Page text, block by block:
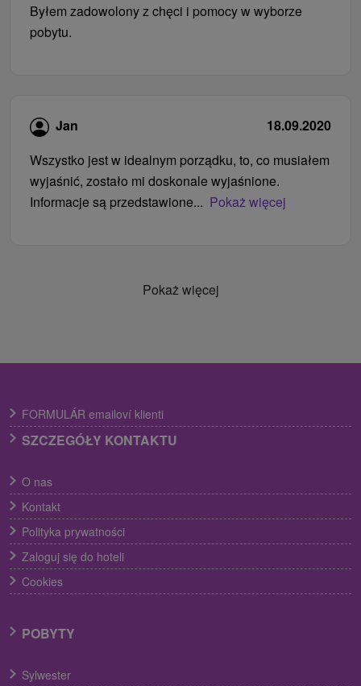
Byłem zadowolony z chęci i pomocy w wyborze
pobytu.
Jan
18.09.2020
Wszystko jest w idealnym porządku, to, co musiałem
wyjaśnić, zostało mi doskonale wyjaśnione.
Informacje są przedstawione... Pokaż więcej
Pokaż więcej
FORMULÁR emailoví klienti
SZCZEGÓŁY KONTAKTU
O nas
Kontakt
Polityka prywatności
Zaloguj się do hoteli
Cookies
POBYTY
Sylwester